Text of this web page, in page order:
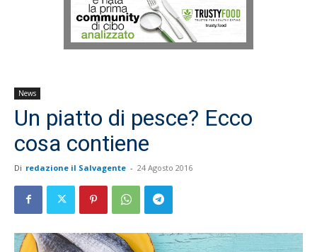
Salvagente
News
Un piatto di pesce? Ecco
cosa contiene
Di redazione il Salvagente - 24 Agosto 2016